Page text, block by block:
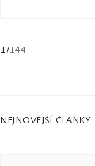
1/144
NEJNOVĚJŠÍ ČLÁNKY